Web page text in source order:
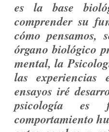
es la base
comprender su
cómo pensamos,
órgano biológico
mental, la
las experiencias
ensayos iré
psicología es
comportamiento